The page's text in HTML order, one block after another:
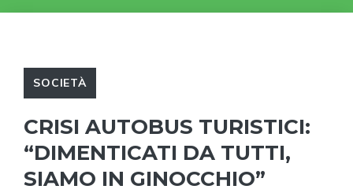
SOCIETÀ
CRISI AUTOBUS TURISTICI:
“DIMENTICATI DA TUTTI,
SIAMO IN GINOCCHIO”